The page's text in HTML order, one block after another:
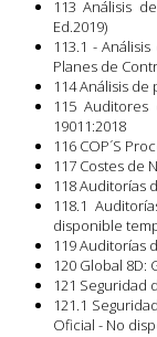
113 Análisis
Ed.2019)
113.1 -
Planes de
114 Análisis de
115
19011:2018
116 COP´S
117 Costes de
118 Auditorías
118.1
disponible
119 Auditorías
120 Global 8D:
121 Seguridad
121.1
Oficial - No